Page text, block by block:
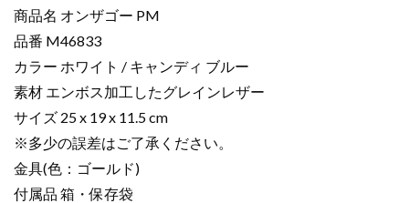
ー
オ
ン
ザ
ゴ
ー
ホ
商品名 オンザゴー PM
品番 M46833
カラー ホワイト / キャンディ ブルー
素材 エンボス加工したグレインレザー
サイズ 25 x 19 x 11.5 cm
※多少の誤差はご了承ください。
金具(色：ゴールド)
付属品 箱・保存袋